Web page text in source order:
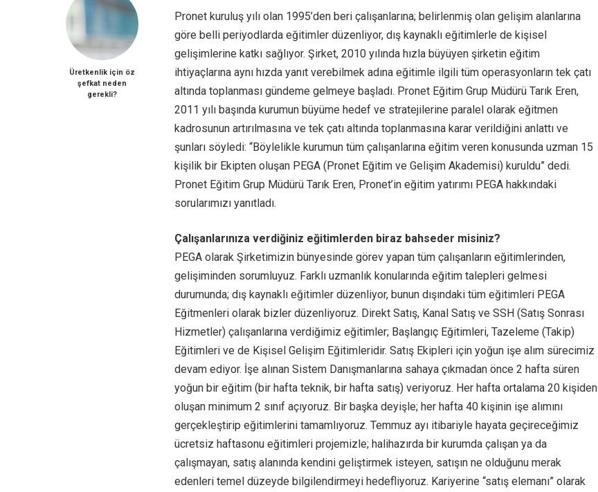
Üretkenlik için öz
şefkat neden
gerekli?
Pronet kuruluş yılı olan 1995’den beri çalışanlarına; belirlenmiş olan gelişim alanlarına
göre belli periyodlarda eğitimler düzenliyor, dış kaynaklı eğitimlerle de kişisel
gelişimlerine katkı sağlıyor. Şirket, 2010 yılında hızla büyüyen şirketin eğitim
ihtiyaçlarına aynı hızda yanıt verebilmek adına eğitimle ilgili tüm operasyonların tek çatı
altında toplanması gündeme gelmeye başladı. Pronet Eğitim Grup Müdürü Tarık Eren,
2011 yılı başında kurumun büyüme hedef ve stratejilerine paralel olarak eğitmen
kadrosunun artırılmasına ve tek çatı altında toplanmasına karar verildiğini anlattı ve
şunları söyledi: “Böylelikle kurumun tüm çalışanlarına eğitim veren konusunda uzman 15
kişilik bir Ekipten oluşan PEGA (Pronet Eğitim ve Gelişim Akademisi) kuruldu” dedi.
Pronet Eğitim Grup Müdürü Tarık Eren, Pronet’in eğitim yatırımı PEGA hakkındaki
sorularımızı yanıtladı.
Çalışanlarınıza verdiğiniz eğitimlerden biraz bahseder misiniz?
PEGA olarak Şirketimizin bünyesinde görev yapan tüm çalışanların eğitimlerinden,
gelişiminden sorumluyuz. Farklı uzmanlık konularında eğitim talepleri gelmesi
durumunda; dış kaynaklı eğitimler düzenliyor, bunun dışındaki tüm eğitimleri PEGA
Eğitmenleri olarak bizler düzenliyoruz. Direkt Satış, Kanal Satış ve SSH (Satış Sonrası
Hizmetler) çalışanlarına verdiğimiz eğitimler; Başlangıç Eğitimleri, Tazeleme (Takip)
Eğitimleri ve de Kişisel Gelişim Eğitimleridir. Satış Ekipleri için yoğun işe alım sürecimiz
devam ediyor. İşe alınan Sistem Danışmanlarına sahaya çıkmadan önce 2 hafta süren
yoğun bir eğitim (bir hafta teknik, bir hafta satış) veriyoruz. Her hafta ortalama 20 kişiden
oluşan minimum 2 sınıf açıyoruz. Bir başka deyişle; her hafta 40 kişinin işe alımını
gerçekleştirip eğitimlerini tamamlıyoruz. Temmuz ayı itibariyle hayata geçireceğimiz
ücretsiz haftasonu eğitimleri projemizle; halihazırda bir kurumda çalışan ya da
çalışmayan, satış alanında kendini geliştirmek isteyen, satışın ne olduğunu merak
edenleri temel düzeyde bilgilendirmeyi hedefliyoruz. Kariyerine “satış elemanı” olarak